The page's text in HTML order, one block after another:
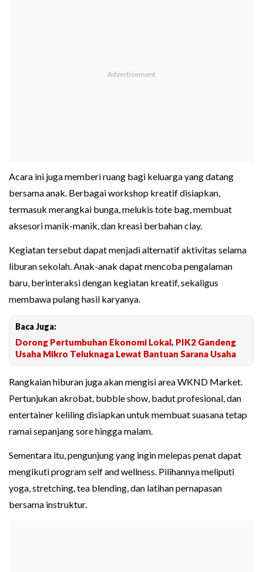
Acara ini juga memberi ruang bagi keluarga yang datang
bersama anak. Berbagai workshop kreatif disiapkan,
termasuk merangkai bunga, melukis tote bag, membuat
aksesori manik-manik, dan kreasi berbahan clay.
Kegiatan tersebut dapat menjadi alternatif aktivitas selama
liburan sekolah. Anak-anak dapat mencoba pengalaman
baru, berinteraksi dengan kegiatan kreatif, sekaligus
membawa pulang hasil karyanya.
Baca Juga:
Dorong Pertumbuhan Ekonomi Lokal, PIK2 Gandeng
Usaha Mikro Teluknaga Lewat Bantuan Sarana Usaha
Rangkaian hiburan juga akan mengisi area WKND Market.
Pertunjukan akrobat, bubble show, badut profesional, dan
entertainer keliling disiapkan untuk membuat suasana tetap
ramai sepanjang sore hingga malam.
Sementara itu, pengunjung yang ingin melepas penat dapat
mengikuti program self and wellness. Pilihannya meliputi
yoga, stretching, tea blending, dan latihan pernapasan
bersama instruktur.